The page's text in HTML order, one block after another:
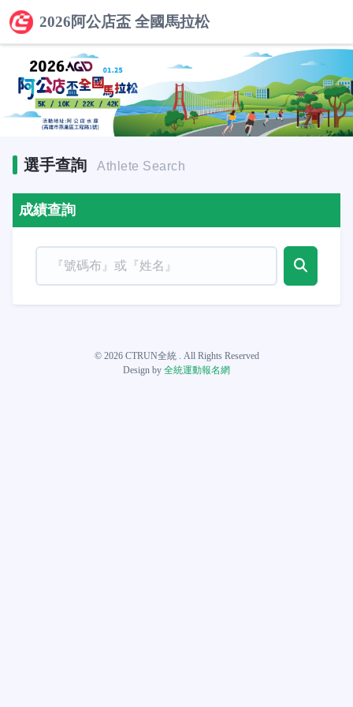
2026阿公店盃 全國馬拉松
選手查詢 Athlete Search
成績查詢
© 2026 CTRUN全統 . All Rights Reserved
Design by 全統運動報名網